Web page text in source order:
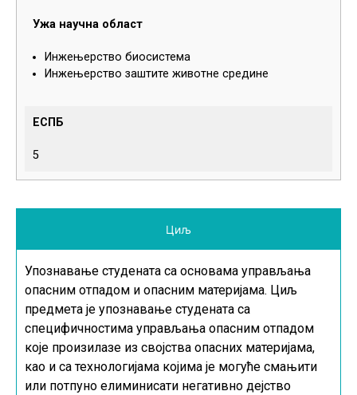
Ужа научна област
Инжењерство биосистема
Инжењерство заштите животне средине
ЕСПБ
5
Циљ
Упознавање студената са основама управљања
опасним отпадом и опасним материјама. Циљ
предмета је упознавање студената са
специфичностима управљања опасним отпадом
које произилазе из својства опасних материјама,
као и са технологијама којима је могуће смањити
или потпуно елиминисати негативно дејство